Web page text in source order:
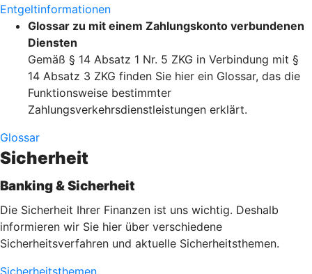
Entgeltinformationen
Glossar zu mit einem Zahlungskonto verbundenen
Diensten
Gemäß § 14 Absatz 1 Nr. 5 ZKG in Verbindung mit §
14 Absatz 3 ZKG finden Sie hier ein Glossar, das die
Funktionsweise bestimmter
Zahlungsverkehrsdienstleistungen erklärt.
Glossar
Sicherheit
Banking & Sicherheit
Die Sicherheit Ihrer Finanzen ist uns wichtig. Deshalb
informieren wir Sie hier über verschiedene
Sicherheitsverfahren und aktuelle Sicherheitsthemen.
Sicherheitsthemen